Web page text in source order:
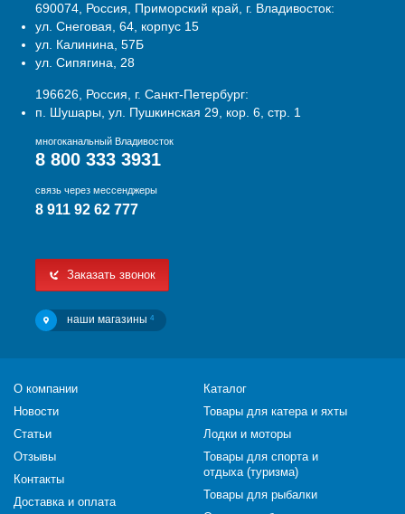
690074, Россия, Приморский край, г. Владивосток:
ул. Снеговая, 64, корпус 15
ул. Калинина, 57Б
ул. Сипягина, 28
196626, Россия, г. Санкт-Петербург:
п. Шушары, ул. Пушкинская 29, кор. 6, стр. 1
многоканальный Владивосток
8 800 333 3931
связь через мессенджеры
8 911 92 62 777
Заказать звонок
наши магазины 4
О компании
Новости
Статьи
Отзывы
Контакты
Доставка и оплата
Каталог
Товары для катера и яхты
Лодки и моторы
Товары для спорта и
отдыха (туризма)
Товары для рыбалки